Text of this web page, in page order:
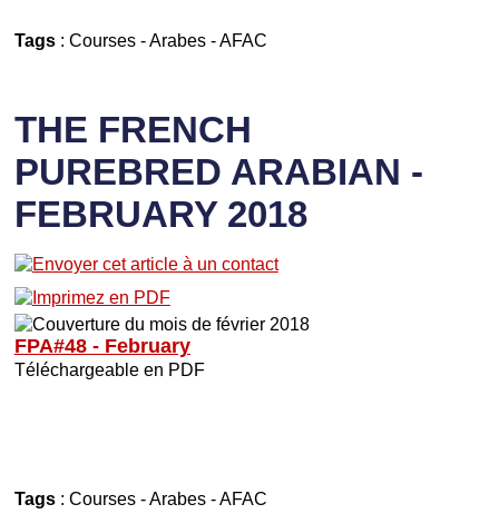
Tags: Courses-Arabes-AFAC
THE FRENCH
PUREBRED ARABIAN -
FEBRUARY 2018
FPA#48 - February
Téléchargeable en PDF
Tags: Courses-Arabes-AFAC